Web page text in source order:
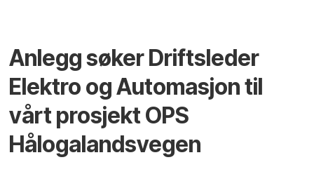
Anlegg søker Driftsleder
Elektro og Automasjon til
vårt prosjekt OPS
Hålogalandsvegen